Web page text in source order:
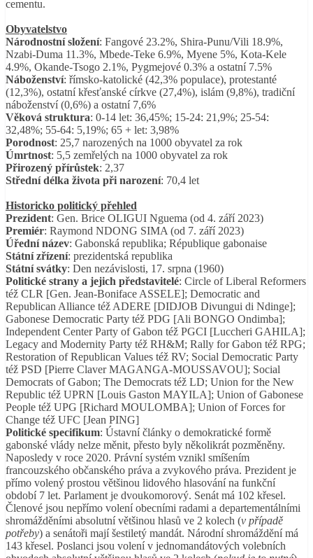
cementu.
Obyvatelstvo
Národnostní složení: Fangové 23.2%, Shira-Punu/Vili 18.9%,
Nzabi-Duma 11.3%, Mbede-Teke 6.9%, Myene 5%, Kota-Kele
4.9%, Okande-Tsogo 2.1%, Pygmejové 0.3% a ostatní 7.5%
Náboženství: římsko-katolické (42,3% populace), protestanté
(12,3%), ostatní křesťanské církve (27,4%), islám (9,8%), tradiční
náboženství (0,6%) a ostatní 7,6%
Věková struktura: 0-14 let: 36,45%; 15-24: 21,9%; 25-54:
32,48%; 55-64: 5,19%; 65 + let: 3,98%
Porodnost: 25,7 narozených na 1000 obyvatel za rok
Úmrtnost: 5,5 zemřelých na 1000 obyvatel za rok
Přirozený přírůstek: 2,37
Střední délka života při narození: 70,4 let
Historicko politický přehled
Prezident: Gen. Brice OLIGUI Nguema (od 4. září 2023)
Premiér: Raymond NDONG SIMA (od 7. září 2023)
Úřední název: Gabonská republika; République gabonaise
Státní zřízení: prezidentská republika
Státní svátky: Den nezávislosti, 17. srpna (1960)
Politické strany a jejich představitelé: Circle of Liberal Reformers
též CLR [Gen. Jean-Boniface ASSELE]; Democratic and
Republican Alliance též ADERE [DIDJOB Divungui di Ndinge];
Gabonese Democratic Party též PDG [Ali BONGO Ondimba];
Independent Center Party of Gabon též PGCI [Luccheri GAHILA];
Legacy and Modernity Party též RH&M; Rally for Gabon též RPG;
Restoration of Republican Values též RV; Social Democratic Party
též PSD [Pierre Claver MAGANGA-MOUSSAVOU]; Social
Democrats of Gabon; The Democrats též LD; Union for the New
Republic též UPRN [Louis Gaston MAYILA]; Union of Gabonese
People též UPG [Richard MOULOMBA]; Union of Forces for
Change též UFC [Jean PING]
Politické specifikum: Ústavní články o demokratické formě
gabonské vlády nelze měnit, přesto byly několikrát pozměněny.
Naposledy v roce 2020. Právní systém vznikl smíšením
francouzského občanského práva a zvykového práva. Prezident je
přímo volený prostou většinou lidového hlasování na funkční
období 7 let. Parlament je dvoukomorový. Senát má 102 křesel.
Členové jsou nepřímo volení obecními radami a departementálními
shromážděními absolutní většinou hlasů ve 2 kolech (v případě
potřeby) a senátoři mají šestiletý mandát. Národní shromáždění má
143 křesel. Poslanci jsou volení v jednomandátových volebních